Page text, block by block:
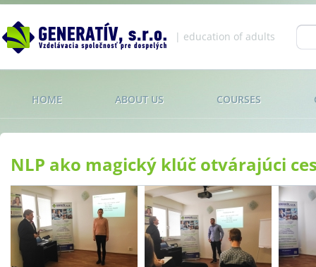
Jump to navigation
| education of adults
NLP ako magický klúč otvárajúci
HOME ABOUT US COURSES